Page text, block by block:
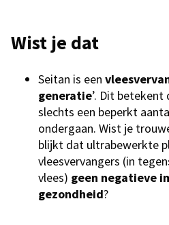
Wist je dat
Seitan is een
generatie’. Dit
slechts een beperkt
ondergaan. Wist je
blijkt dat ultrabewerkte
vleesvervangers (in
vlees) geen negatieve
gezondheid?